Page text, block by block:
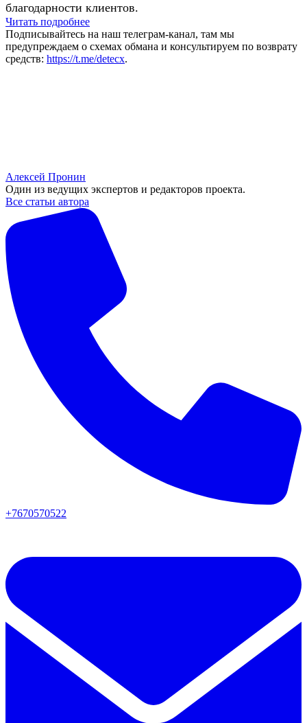
благодарности клиентов.
Читать подробнее
Подписывайтесь на наш телеграм-канал, там мы
предупреждаем о схемах обмана и консультируем по возврату
средств: https://t.me/detecx.
Алексей Пронин
Один из ведущих экспертов и редакторов проекта.
Все статьи автора
+7670570522